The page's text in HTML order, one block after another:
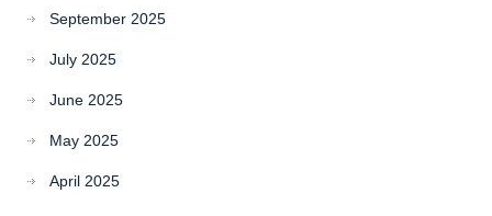
September 2025
July 2025
June 2025
May 2025
April 2025